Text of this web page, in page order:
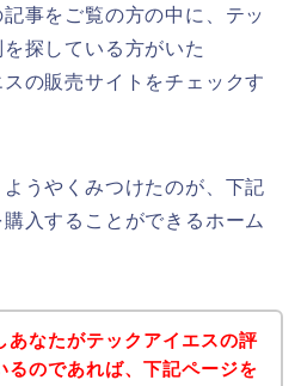
事をご覧の方の中に、テッ
探している方がいた
の販売サイトをチェックす
うやくみつけたのが、下記
入することができるホーム
あなたがテックアイエスの評
るのであれば、下記ページを